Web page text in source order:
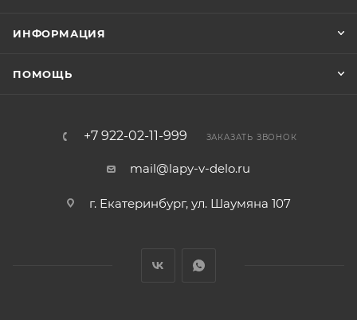
ИНФОРМАЦИЯ
ПОМОЩЬ
+7 922-02-11-999 ЗАКАЗАТЬ ЗВОНОК
mail@lapy-v-delo.ru
г. Екатеринбург, ул. Шаумяна 107